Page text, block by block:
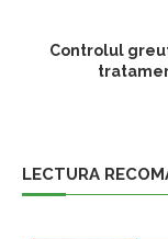
Controlul
LECTURA